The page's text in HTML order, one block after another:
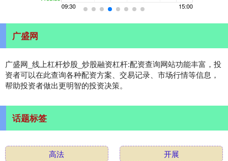
广盛网
广盛网_线上杠杆炒股_炒股融资杠杆:配资查询网站功能丰富，投
资者可以在此查询各种配资方案、交易记录、市场行情等信息，
帮助投资者做出更明智的投资决策。
话题标签
高法
开展